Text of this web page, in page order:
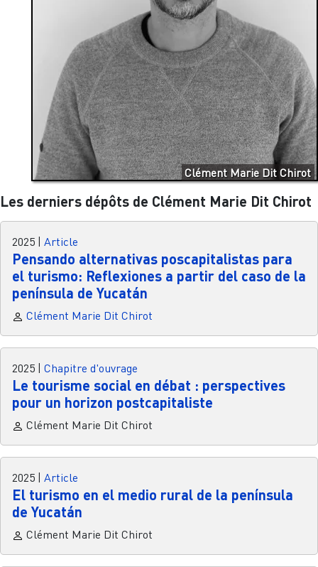
Clément Marie Dit Chirot
Les derniers dépôts de Clément Marie Dit Chirot
2025 Article
Pensando alternativas poscapitalistas para
el turismo: Reflexiones a partir del caso de la
península de Yucatán
Clément Marie Dit Chirot
2025 Chapitre d'ouvrage
Le tourisme social en débat : perspectives
pour un horizon postcapitaliste
Clément Marie Dit Chirot
2025 Article
El turismo en el medio rural de la península
de Yucatán
Clément Marie Dit Chirot